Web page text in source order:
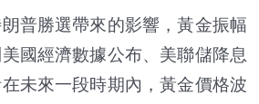
普勝選帶來的影響，黃金振幅
國經濟數據公布、美聯儲降息
未來一段時期內，黃金價格波